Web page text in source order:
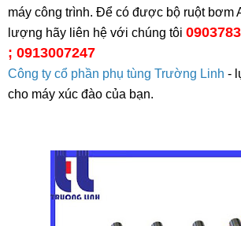
máy công trình. Để có được bộ ruột bơm
lượng hãy liên hệ với chúng tôi
; 0913007247
Công ty cổ phần phụ tùng Trường Linh -
cho máy xúc đào của bạn.